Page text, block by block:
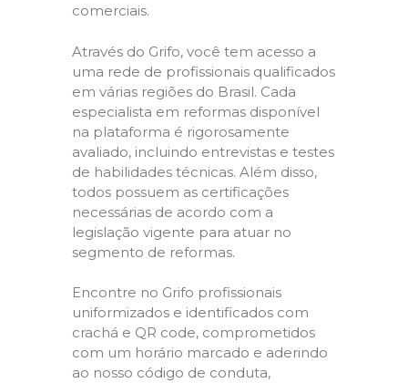
comerciais.
Através do Grifo, você tem acesso a
uma rede de profissionais qualificados
em várias regiões do Brasil. Cada
especialista em reformas disponível
na plataforma é rigorosamente
avaliado, incluindo entrevistas e testes
de habilidades técnicas. Além disso,
todos possuem as certificações
necessárias de acordo com a
legislação vigente para atuar no
segmento de reformas.
Encontre no Grifo profissionais
uniformizados e identificados com
crachá e QR code, comprometidos
com um horário marcado e aderindo
ao nosso código de conduta,